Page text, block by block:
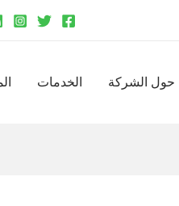
حول الشركة الخدمات